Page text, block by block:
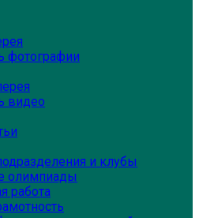
фотографии
видео
и клубы
олимпиады
работа